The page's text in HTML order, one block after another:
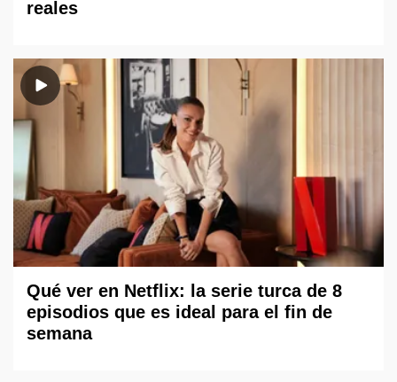
reales
Qué ver en Netflix: la serie turca de 8
episodios que es ideal para el fin de
semana